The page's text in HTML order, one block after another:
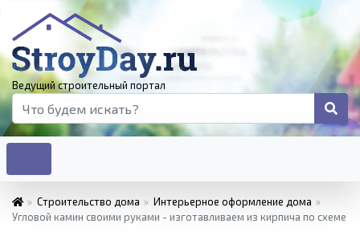
Ведущий строительный портал
» Строительство дома » Интерьерное оформление дома »
Угловой камин своими руками - изготавливаем из кирпича по схеме